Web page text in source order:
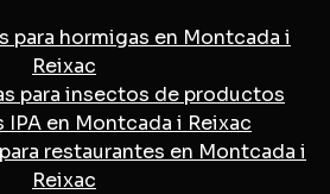
para hormigas en Montcada i
Reixac
para insectos de productos
IPA en Montcada i Reixac
restaurantes en Montcada i
Reixac